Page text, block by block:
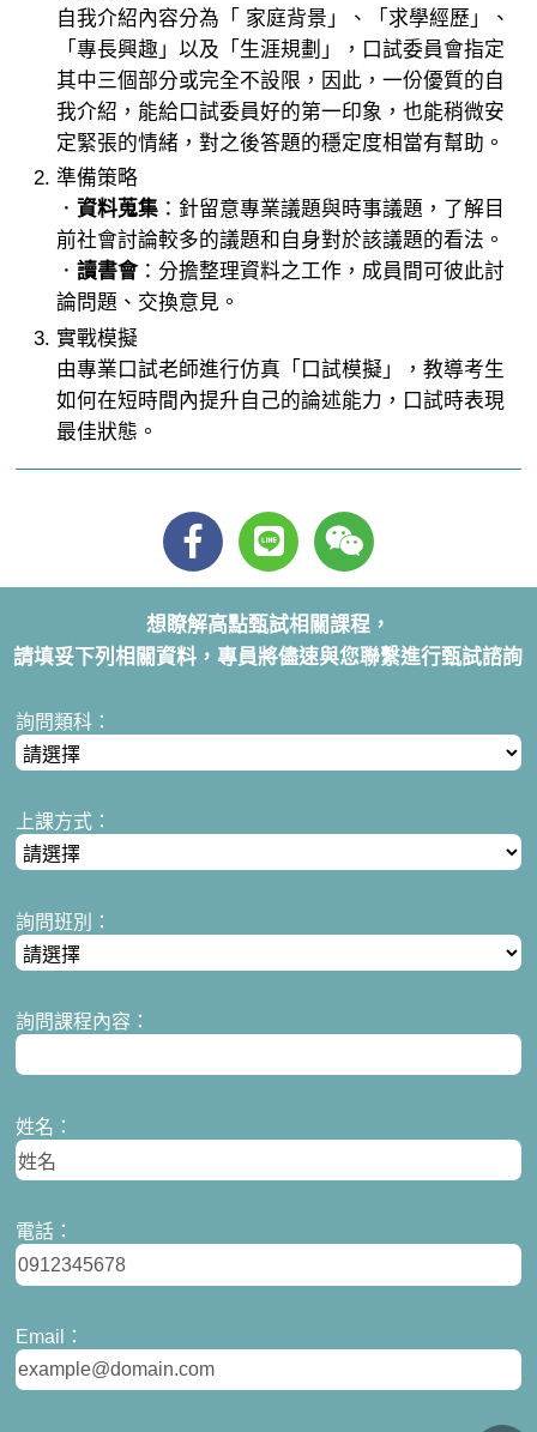
自我介紹內容分為「 家庭背景」、「求學經歷」、
「專長興趣」以及「生涯規劃」，口試委員會指定
其中三個部分或完全不設限，因此，一份優質的自
我介紹，能給口試委員好的第一印象，也能稍微安
定緊張的情緒，對之後答題的穩定度相當有幫助。
準備策略
． 資料蒐集：針留意專業議題與時事議題，了解目
前社會討論較多的議題和自身對於該議題的看法。
． 讀書會：分擔整理資料之工作，成員間可彼此討
論問題、交換意見。
實戰模擬
由專業口試老師進行仿真「口試模擬」，教導考生
如何在短時間內提升自己的論述能力，口試時表現
最佳狀態。
想瞭解高點甄試相關課程，
請填妥下列相關資料，專員將儘速與您聯繫進行甄試諮詢
詢問類科：
上課方式：
詢問班別：
詢問課程內容：
姓名：
電話：
Email：